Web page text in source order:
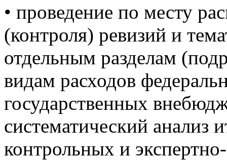
• проведение по месту
(контроля) ревизий и
отдельным разделам
видам расходов
государственных
систематический анализ
контрольных и